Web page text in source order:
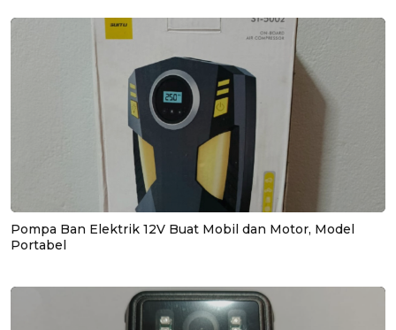
Pompa Ban Elektrik 12V Buat Mobil dan Motor, Model
Portabel